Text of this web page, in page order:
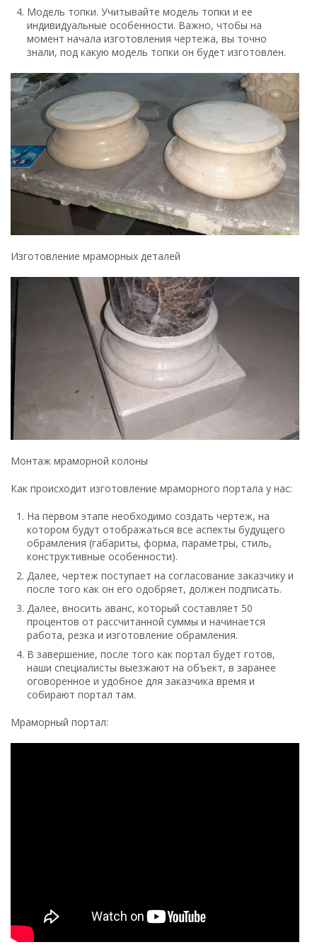
Модель топки. Учитывайте модель топки и ее
индивидуальные особенности. Важно, чтобы на
момент начала изготовления чертежа, вы точно
знали, под какую модель топки он будет изготовлен.
Изготовление мраморных деталей
Монтаж мраморной колоны
Как происходит изготовление мраморного портала у нас:
На первом этапе необходимо создать чертеж, на
котором будут отображаться все аспекты будущего
обрамления (габариты, форма, параметры, стиль,
конструктивные особенности).
Далее, чертеж поступает на согласование заказчику и
после того как он его одобряет, должен подписать.
Далее, вносить аванс, который составляет 50
процентов от рассчитанной суммы и начинается
работа, резка и изготовление обрамления.
В завершение, после того как портал будет готов,
наши специалисты выезжают на объект, в заранее
оговоренное и удобное для заказчика время и
собирают портал там.
Мраморный портал: